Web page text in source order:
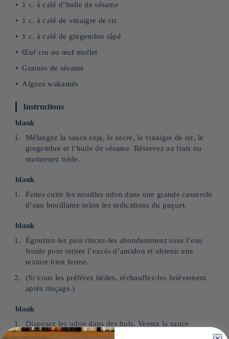
1 c. à café d’huile de sésame
1 c. à café de vinaigre de riz
1 c. à café de gingembre râpé
Œuf cru ou œuf mollet
Graines de sésame
Algues wakamés
Instructions
blank
Mélangez la sauce soja, le sucre, le vinaigre de riz, le
gingembre et l’huile de sésame. Réservez au frais ou
maintenez tiède.
blank
Faites cuire les nouilles udon dans une grande casserole
d’eau bouillante selon les indications du paquet.
blank
Égouttez-les puis rincez-les abondamment sous l’eau
froide pour retirer l’excès d’amidon et obtenir une
texture bien ferme.
(Si vous les préférez tièdes, réchauffez-les brièvement
après rinçage.)
blank
Disposez les udon dans des bols. Versez la sauce
directement sur les nouilles (bukkake signifie “verser